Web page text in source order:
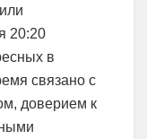
20:20
в
связано с
доверием к